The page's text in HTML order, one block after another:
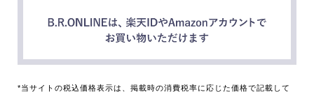
*当サイトの税込価格表示は、掲載時の消費税率に応じた価格で記載して